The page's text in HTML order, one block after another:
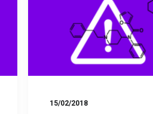
15/02/2018